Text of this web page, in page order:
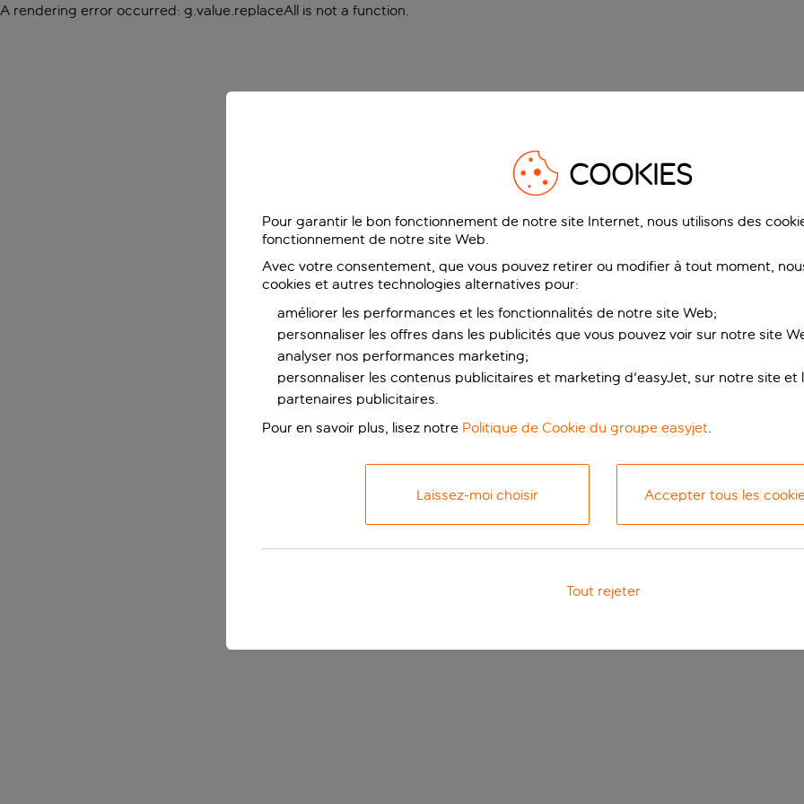
A rendering error occurred: g.value.replaceAll is not a function.
COOKIES
Pour garantir le bon fonctionnement de notre site Internet, nous utilisons des
fonctionnement de notre site Web.
Avec votre consentement, que vous pouvez retirer ou modifier à tout moment,
cookies et autres technologies alternatives pour:
améliorer les performances et les fonctionnalités de notre site Web;
personnaliser les offres dans les publicités que vous pouvez voir sur notre site
analyser nos performances marketing;
personnaliser les contenus publicitaires et marketing d'easyJet, sur notre site et
partenaires publicitaires.
Pour en savoir plus, lisez notre Politique de Cookie du groupe easyjet.
Laissez-moi choisir Accepter tous les
Tout rejeter